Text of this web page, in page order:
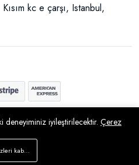
kc e çarşı, Istanbul,
deneyiminiz iyileştirilecektir. Çerez
kabul et